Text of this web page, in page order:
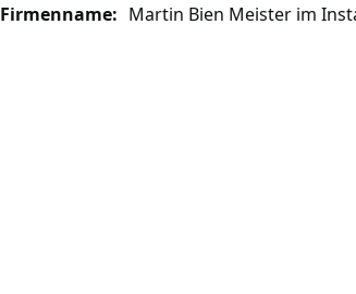
Firmenname: Martin Bien Meister im